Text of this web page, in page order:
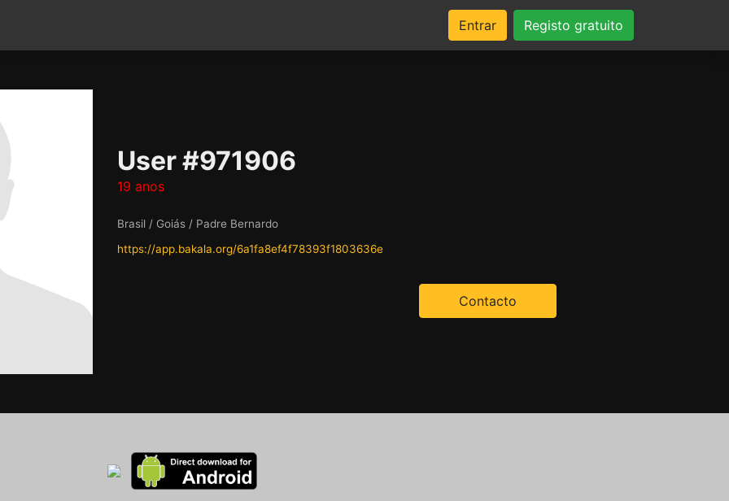
Entrar Registo gratuito
User #971906
19 anos
Brasil / Goiás / Padre Bernardo
https://app.bakala.org/6a1fa8ef4f78393f1803636e
Contacto